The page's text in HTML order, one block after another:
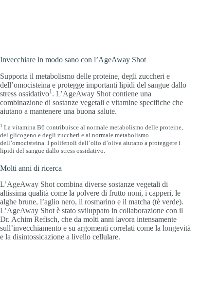
Invecchiare in modo sano con l’AgeAway Shot
Supporta il metabolismo delle proteine, degli zuccheri e
dell’omocisteina e protegge importanti lipidi del sangue dallo
stress ossidativo1 . L’AgeAway Shot contiene una
combinazione di sostanze vegetali e vitamine specifiche che
aiutano a mantenere una buona salute.
1 La vitamina B6 contribuisce al normale metabolismo delle proteine,
del glicogeno e degli zuccheri e al normale metabolismo
dell’omocisteina. I polifenoli dell’olio d’oliva aiutano a proteggere i
lipidi del sangue dallo stress ossidativo.
Molti anni di ricerca
L’AgeAway Shot combina diverse sostanze vegetali di
altissima qualità come la polvere di frutto noni, i capperi, le
alghe brune, l’aglio nero, il rosmarino e il matcha (tè verde).
L’AgeAway Shot è stato sviluppato in collaborazione con il
Dr. Achim Refisch, che da molti anni lavora intensamente
sull’invecchiamento e su argomenti correlati come la longevità
e la disintossicazione a livello cellulare.